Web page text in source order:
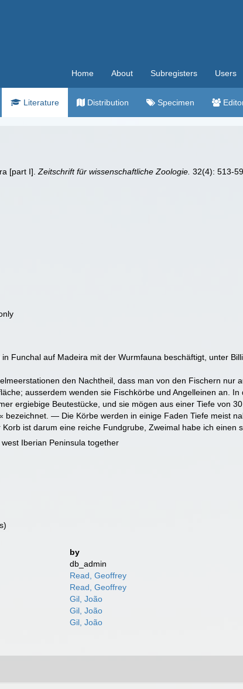
Home About Subregisters Users
Literature Distribution Specimen
[part I].Zeitschrift für wissenschaftliche Zoologie. 32(4): 513-
Funchal auf Madeira mit der Wurmfauna beschäftigt, unter
den Nachtheil, dass man von den Fischern nur
ausserdem wenden sie Fischkörbe und Angelleinen an.
ergiebige Beutestücke, und sie mögen aus einer Tiefe von
— Die Körbe werden in einige Faden Tiefe meist
ist darum eine reiche Fundgrube, Zweimal habe ich einen
Iberian Peninsula together
by
db_admin
Read, Geoffrey
Read, Geoffrey
Gil, João
Gil, João
Gil, João